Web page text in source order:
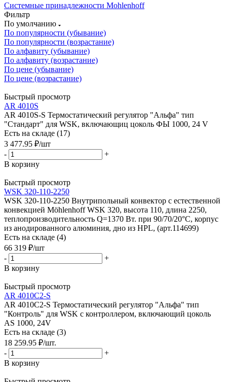
Системные принадлежности Mohlenhoff
Фильтр
По умолчанию
По популярности (убывание)
По популярности (возрастание)
По алфавиту (убывание)
По алфавиту (возрастание)
По цене (убывание)
По цене (возрастание)
Быстрый просмотр
AR 4010S
AR 4010S-S Термостатический регулятор "Альфа" тип
"Стандарт" для WSK, включающиц цоколь ФЫ 1000, 24 V
Есть на складе (17)
3 477.95 ₽/шт
-
+
В корзину
Быстрый просмотр
WSK 320-110-2250
WSK 320-110-2250 Внутрипольный конвектор с естественной
конвекцией Möhlenhoff WSK 320, высота 110, длина 2250,
теплопроизводительность Q=1370 Вт. при 90/70/20°C, корпус
из анодированного алюминия, дно из HPL, (арт.114699)
Есть на складе (4)
66 319 ₽/шт
-
+
В корзину
Быстрый просмотр
AR 4010C2-S
AR 4010C2-S Термостатический регулятор "Альфа" тип
"Контроль" для WSK с контроллером, включающий цоколь
AS 1000, 24V
Есть на складе (3)
18 259.95 ₽/шт.
-
+
В корзину